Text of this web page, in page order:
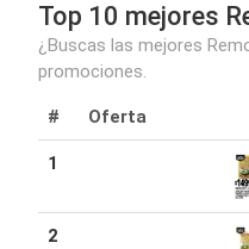
Top 10 mejores
¿Buscas las mejores
promociones.
# Oferta
1
2